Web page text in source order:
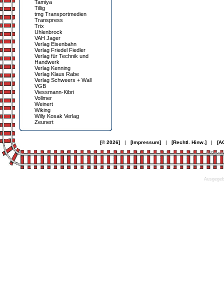
Tamiya
Tillig
tmg Transportmedien
Transpress
Trix
Uhlenbrock
VAH Jager
Verlag Eisenbahn
Verlag Friedel Fiedler
Verlag für Technik und
Handwerk
Verlag Kenning
Verlag Klaus Rabe
Verlag Schweers + Wall
VGB
Viessmann-Kibri
Vollmer
Weinert
Wiking
Willy Kosak Verlag
Zeunert
[© 2026]| [Impressum]| [Rechtl. Hinw.]|
©